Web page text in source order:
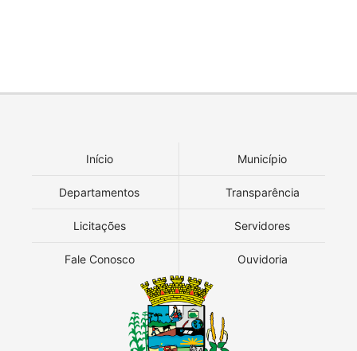
Início Município
Departamentos Transparência
Licitações Servidores
Fale Conosco Ouvidoria